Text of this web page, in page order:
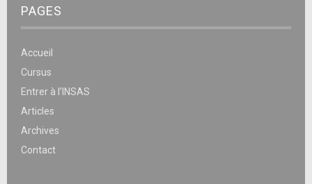
PAGES
Accueil
Cursus
Entrer à l’INSAS
Articles
Archives
Contact